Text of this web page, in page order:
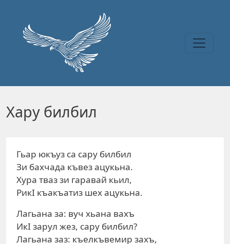
Хару билбил
Гьар юкъуз са сару билбил
Зи бахчада къвез ацукьна.
Хура тваз зи гаравай кьил,
РикI къакъатиз шех ацукьна.
Лагьана за: вуч хьана вахъ
ИкI зарул жез, сару билбил?
Лагьана заз: къелкъвемир захъ,